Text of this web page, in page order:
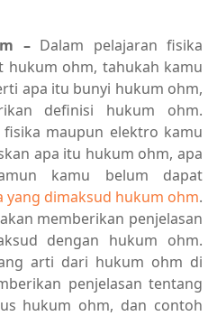
– Dalam pelajaran fisika
hukum ohm, tahukah kamu
apa itu bunyi hukum ohm,
definisi hukum ohm.
maupun elektro kamu
apa itu hukum ohm, apa
kamu belum dapat
yang dimaksud hukum ohm.
memberikan penjelasan
dengan hukum ohm.
arti dari hukum ohm di
penjelasan tentang
hukum ohm, dan contoh